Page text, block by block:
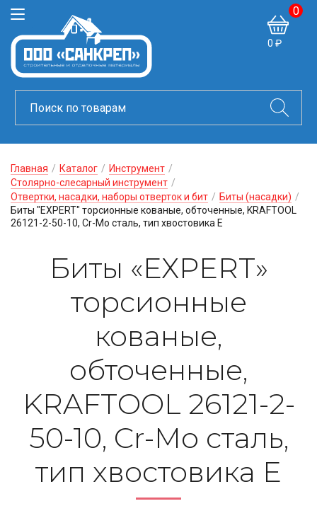
0 ₽
0
Главная / Каталог / Инструмент /
Столярно-слесарный инструмент /
Отвертки, насадки, наборы отверток и бит / Биты (насадки) /
Биты "ЕХPERT" торсионные кованые, обточенные, KRAFTOOL
26121-2-50-10, Cr-Mo сталь, тип хвостовика E
Биты «ЕХPERT»
торсионные
кованые,
обточенные,
KRAFTOOL 26121-2-
50-10, Cr-Mo сталь,
тип хвостовика E